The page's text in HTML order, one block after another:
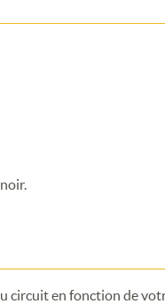
en fonction de